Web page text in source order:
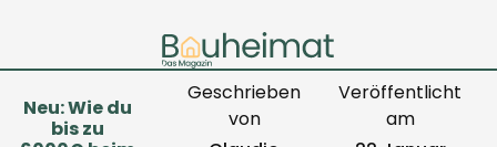
Neu: Wie du
bis zu
Geschrieben
von
Veröffentlicht
am